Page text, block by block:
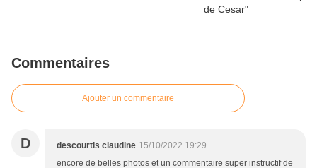
Commentaires
Ajouter un commentaire
D descourtis claudine 15/10/2022 19:29
encore de belles photos et un commentaire super instructif de